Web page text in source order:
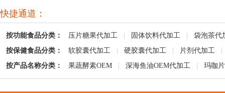
快捷通道：
按功能食品分类： 压片糖果代加工 固体饮料代加工
袋泡茶代
按保健食品分类：
软胶囊代加工 硬胶囊代加工 片剂代加工
按产品名称分类：
果蔬酵素OEM 深海鱼油OEM代加工 玛咖